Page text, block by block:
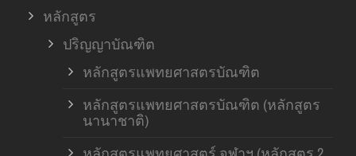
หลักสูตร
ปริญญาบัณฑิต
หลักสูตรแพทยศาสตรบัณฑิต
หลักสูตรแพทยศาสตรบัณฑิต (หลักสูตร
นานาชาติ)